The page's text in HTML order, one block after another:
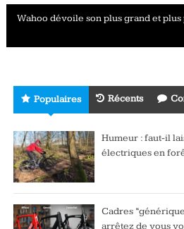
articles
Wahoo dévoile son plus grand et plus
Populaires Récents
Humeur : faut-il
électriques en
Cadres
arrêtez de vous